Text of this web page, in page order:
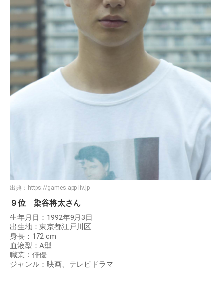
出典： https://games.app-liv.jp
９位 染谷将太さん
生年月日：1992年9月3日
出生地：東京都江戸川区
身長：172 cm
血液型：A型
職業：俳優
ジャンル：映画、テレビドラマ